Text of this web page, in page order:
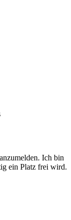
Ich bin
ein Platz frei wird.